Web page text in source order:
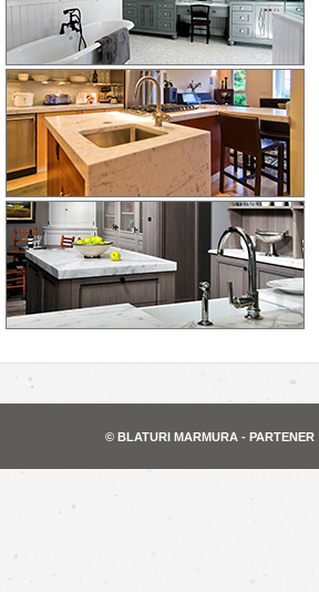
© BLATURI MARMURA - PARTENER